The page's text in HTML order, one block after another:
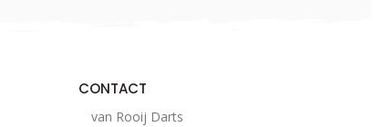
CONTACT
van Rooij Darts